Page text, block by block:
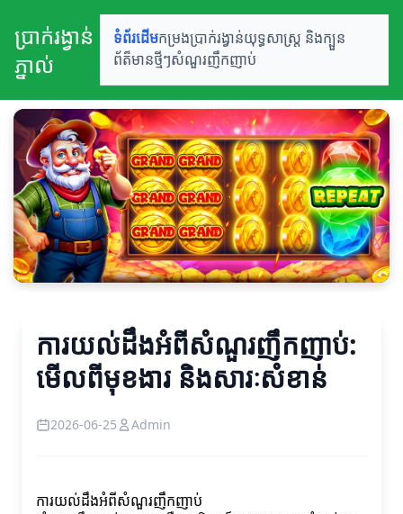
ប្រាក់រង្វាន់
ភ្នាល់
ទំព័រដើមកម្រងប្រាក់រង្វាន់យុទ្ធសាស្ត្រ និងក្បួន
ព័ត៏មានថ្មីៗសំណួរញឹកញាប់
ការយល់ដឹងអំពីសំណួរញឹកញាប់:
មើលពីមុខងារ និងសារៈសំខាន់
2026-06-25 Admin
ការយល់ដឹងអំពីសំណួរញឹកញាប់